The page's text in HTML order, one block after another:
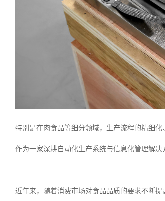
特别是在肉食品等细分领域，生产流程的精细化
作为一家深耕自动化生产系统与信息化管理解
近年来，随着消费市场对食品品质的要求不断